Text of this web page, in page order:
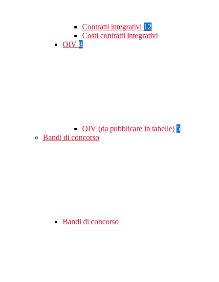
Contratti integrativi 12
Costi contratti integrativi
OIV 8
OIV (da pubblicare in tabelle) 5
Bandi di concorso
Bandi di concorso